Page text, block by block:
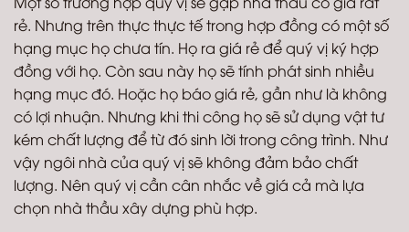
rẻ. Nhưng trên thực thực tế trong hợp đồng có một số
hạng mục họ chưa tín. Họ ra giá rẻ để quý vị ký hợp
đồng với họ. Còn sau này họ sẽ tính phát sinh nhiều
hạng mục đó. Hoặc họ báo giá rẻ, gần như là không
có lợi nhuận. Nhưng khi thi công họ sẽ sử dụng vật tư
kém chất lượng để từ đó sinh lời trong công trình. Như
vậy ngôi nhà của quý vị sẽ không đảm bảo chất
lượng. Nên quý vị cần cân nhắc về giá cả mà lựa
chọn nhà thầu xây dựng phù hợp.